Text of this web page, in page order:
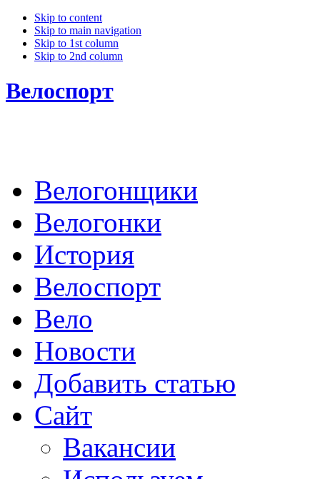
Skip to content
Skip to main navigation
Skip to 1st column
Skip to 2nd column
Велоспорт
Велогонщики
Велогонки
История
Велоспорт
Вело
Новости
Добавить статью
Сайт
Вакансии